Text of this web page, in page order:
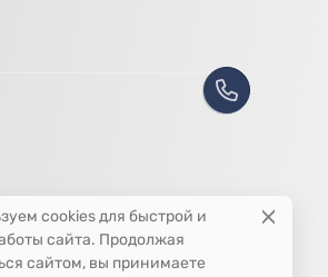
cookies для быстрой и
сайта. Продолжая
сайтом, вы принимаете